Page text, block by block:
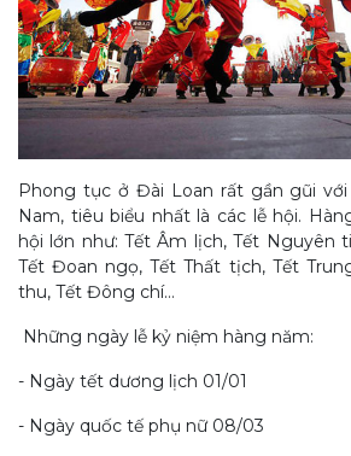
Phong tục ở Đài Loan rất gần gũi
Nam, tiêu biểu nhất là các lễ hội.
hội lớn như: Tết Âm lịch, Tết Nguyên
Tết Đoan ngọ, Tết Thất tịch, Tết
thu, Tết Đông chí…
Những ngày lễ kỷ niệm hàng năm:
- Ngày tết dương lịch 01/01
- Ngày quốc tế phụ nữ 08/03